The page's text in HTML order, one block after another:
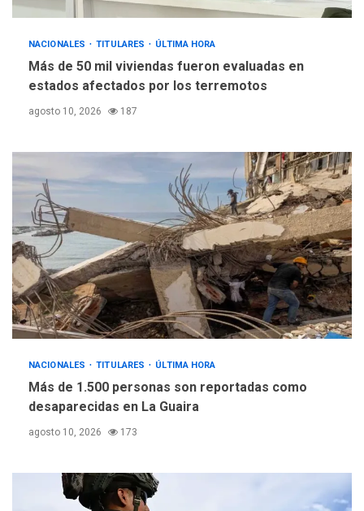
5
DESTACADOS
REGIONALES
ASOMAYOR se afilia a la
Cámara de Comercio para
impulsar la economía
NACIONALES TITULARES ÚLTIMA HORA
Más de 50 mil viviendas fueron evaluadas en
estados afectados por los terremotos
agosto 10, 2026 187
NACIONALES TITULARES ÚLTIMA HORA
Más de 1.500 personas son reportadas como
desaparecidas en La Guaira
agosto 10, 2026 173